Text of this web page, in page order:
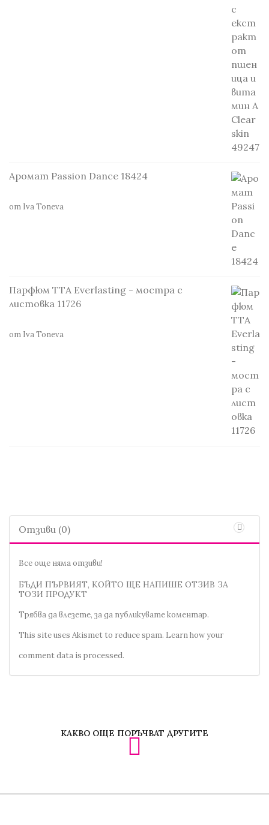
Аромат Passion Dance 18424
от Iva Toneva
Парфюм TTA Everlasting - мостра с
листовка 11726
от Iva Toneva
Отзиви (0)
Все още няма отзиви!
БЪДИ ПЪРВИЯТ, КОЙТО ЩЕ НАПИШЕ ОТЗИВ ЗА
ТОЗИ ПРОДУКТ
Трябва давлезете, за да публикувате коментар.
This site uses Akismet to reduce spam. Learn how your
comment data is processed.
КАКВО ОЩЕ ПОРЪЧВАТ ДРУГИТЕ